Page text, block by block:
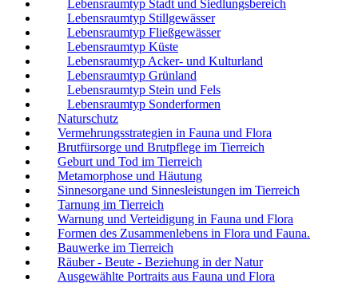
Lebensraumtyp Stadt und Siedlungsbereich
Lebensraumtyp Stillgewässer
Lebensraumtyp Fließgewässer
Lebensraumtyp Küste
Lebensraumtyp Acker- und Kulturland
Lebensraumtyp Grünland
Lebensraumtyp Stein und Fels
Lebensraumtyp Sonderformen
Naturschutz
Vermehrungsstrategien in Fauna und Flora
Brutfürsorge und Brutpflege im Tierreich
Geburt und Tod im Tierreich
Metamorphose und Häutung
Sinnesorgane und Sinnesleistungen im Tierreich
Tarnung im Tierreich
Warnung und Verteidigung in Fauna und Flora
Formen des Zusammenlebens in Flora und Fauna.
Bauwerke im Tierreich
Räuber - Beute - Beziehung in der Natur
Ausgewählte Portraits aus Fauna und Flora